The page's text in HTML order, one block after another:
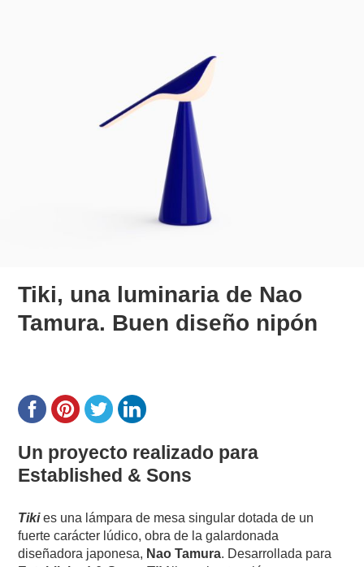
Tiki, una luminaria de Nao
Tamura. Buen diseño nipón
Un proyecto realizado para
Established & Sons
Tiki es una lámpara de mesa singular dotada de un
fuerte carácter lúdico, obra de la galardonada
diseñadora japonesa, Nao Tamura. Desarrollada para